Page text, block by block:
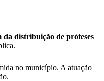
da distribuição de próteses
no município. A atuação